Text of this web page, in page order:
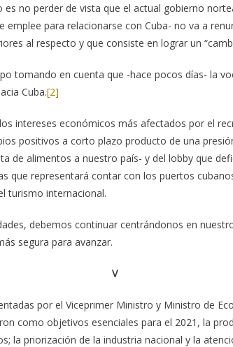
no perder de vista que el actual gobierno
para relacionarse con Cuba- no va a
al respecto y que consiste en lograr un
tomando en cuenta que -hace pocos días- la
Cuba.[2]
intereses económicos más afectados por el
positivos a corto plazo producto de una
de alimentos a nuestro país- y del lobby que
que representará contar con los puertos
turismo internacional.
debemos continuar centrándonos en
segura para avanzar.
V
por el Viceprimer Ministro y Ministro de
como objetivos esenciales para el 2021, la
la priorización de la industria nacional y la